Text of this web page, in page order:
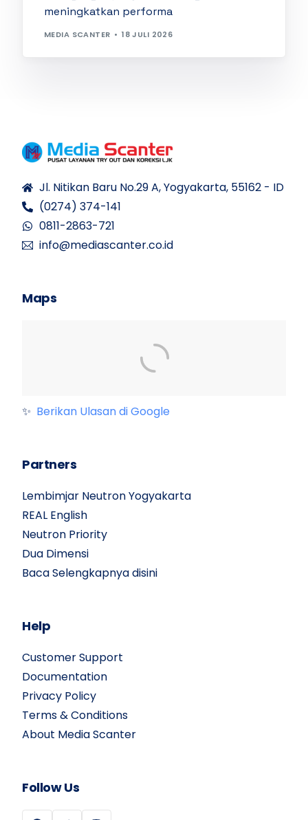
meningkatkan performa
MEDIA SCANTER 18 JULI 2026
Jl. Nitikan Baru No.29 A, Yogyakarta, 55162 - ID
(0274) 374-141
0811-2863-721
info@mediascanter.co.id
Maps
✨ Berikan Ulasan di Google
Partners
Lembimjar Neutron Yogyakarta
REAL English
Neutron Priority
Dua Dimensi
Baca Selengkapnya disini
Help
Customer Support
Documentation
Privacy Policy
Terms & Conditions
About Media Scanter
Follow Us